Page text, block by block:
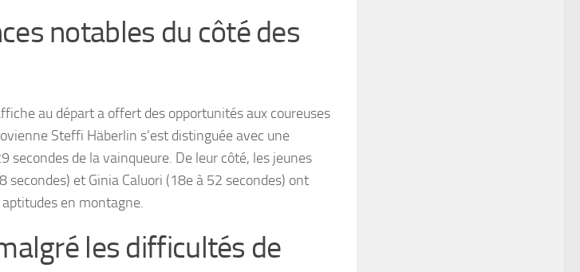
notables du côté des
au départ a offert des opportunités aux coureuses
Steffi Häberlin s’est distinguée avec une
secondes de la vainqueure. De leur côté, les jeunes
secondes) et Ginia Caluori (18e à 52 secondes) ont
en montagne.
les difficultés de